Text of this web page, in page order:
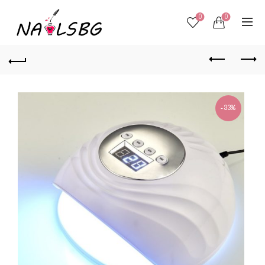
0 0
-33%